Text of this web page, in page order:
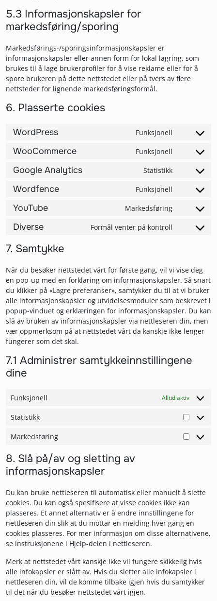
5.3 Informasjonskapsler for
markedsføring/sporing
Markedsførings-/sporingsinformasjonskapsler er
informasjonskapsler eller annen form for lokal lagring, som
brukes til å lage brukerprofiler for å vise reklame eller for å
spore brukeren på dette nettstedet eller på tvers av flere
nettsteder for lignende markedsføringsformål.
6. Plasserte cookies
WordPress Funksjonell Consent
WooCommerce Funksjonell Consent
Google Analytics Statistikk Consent
Wordfence Funksjonell Consent
YouTube Markedsføring Consent
Diverse Formål venter på kontroll Consent
7. Samtykke
Når du besøker nettstedet vårt for første gang, vil vi vise deg
en pop-up med en forklaring om informasjonskapsler. Så snart
du klikker på «Lagre preferanser», samtykker du til at vi bruker
alle informasjonskapsler og utvidelsesmoduler som beskrevet i
popup-vinduet og erklæringen for informasjonskapsler. Du kan
slå av bruken av informasjonskapsler via nettleseren din, men
vær oppmerksom på at nettstedet vårt da kanskje ikke lenger
fungerer som det skal.
7.1 Administrer samtykkeinnstillingene
dine
Funksjonell Alltid aktiv
Statistikk
Markedsføring
8. Slå på/av og sletting av
informasjonskapsler
Du kan bruke nettleseren til automatisk eller manuelt å slette
cookies. Du kan også spesifisere at visse cookies ikke kan
plasseres. Et annet alternativ er å endre innstillingene for
nettleseren din slik at du mottar en melding hver gang en
cookies plasseres. For mer informasjon om disse alternativene,
se instruksjonene i Hjelp-delen i nettleseren.
Merk at nettstedet vårt kanskje ikke vil fungere skikkelig hvis
alle infokapsler er slått av. Hvis du sletter alle infokapsler i
nettleseren din, vil de komme tilbake igjen hvis du samtykker
til det når du besøker nettstedet vårt igjen.